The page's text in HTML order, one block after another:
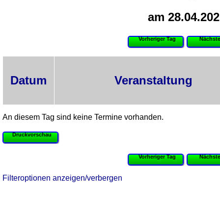
am
Vorheriger Tag
Datum Veranstaltung
An diesem Tag sind keine Termine vorhanden.
Druckvorschau
Vorheriger Tag
Filteroptionen anzeigen/verbergen